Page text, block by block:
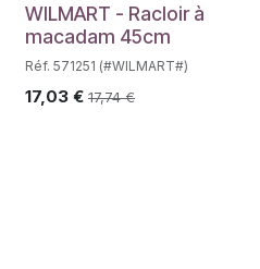
WILMART - Racloir à
macadam 45cm
Réf. 571251 (#WILMART#)
17,03 € 17,74€